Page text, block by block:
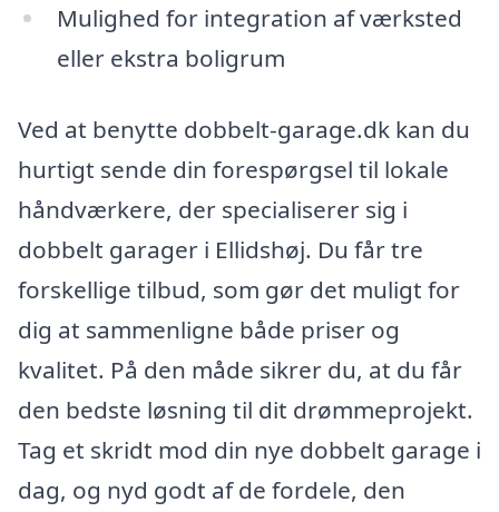
Mulighed for integration af værksted
eller ekstra boligrum
Ved at benytte dobbelt-garage.dk kan du
hurtigt sende din forespørgsel til lokale
håndværkere, der specialiserer sig i
dobbelt garager i Ellidshøj. Du får tre
forskellige tilbud, som gør det muligt for
dig at sammenligne både priser og
kvalitet. På den måde sikrer du, at du får
den bedste løsning til dit drømmeprojekt.
Tag et skridt mod din nye dobbelt garage i
dag, og nyd godt af de fordele, den